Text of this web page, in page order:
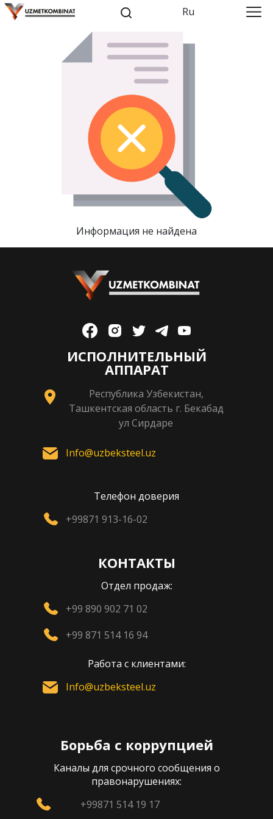
Ru
Информация не найдена
ИСПОЛНИТЕЛЬНЫЙ
АППАРАТ
Республика Узбекистан,
Ташкентская область г. Бекабад
ул Сирдаре
Info@uzbeksteel.uz
Телефон доверия
+99871 913-16-02
КОНТАКТЫ
Отдел продаж:
+99 890 902 71 02
+99 871 514 16 94
Работа с клиентами:
Info@uzbeksteel.uz
Борьба с коррупцией
Каналы для срочного сообщения о
правонарушениях:
+99871 514 19 17